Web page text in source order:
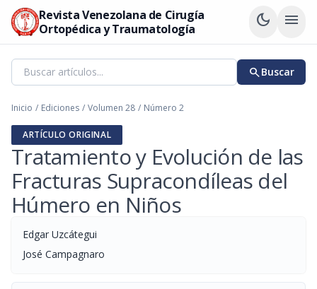
Revista Venezolana de Cirugía
Ortopédica y Traumatología
dark_mode menu
searchBuscar
Inicio / Ediciones / Volumen 28 / Número 2
ARTÍCULO ORIGINAL
Tratamiento y Evolución de las
Fracturas Supracondíleas del
Húmero en Niños
Edgar Uzcátegui
José Campagnaro